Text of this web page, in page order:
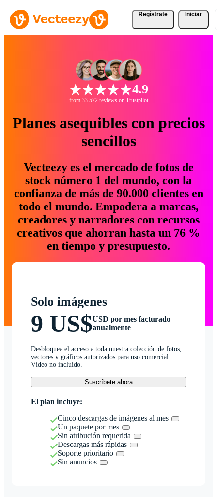
Regístrate Iniciar
4.9
from 33.572 reviews on Trustpilot
Planes asequibles con precios
sencillos
Vecteezy es el mercado de fotos de
stock número 1 del mundo, con la
confianza de más de 90.000 clientes en
todo el mundo. Empodera a marcas,
creadores y narradores con recursos
creativos que ahorran hasta un 76 %
en tiempo y presupuesto.
Solo imágenes
9 US$USD por mes facturado
anualmente
Desbloquea el acceso a toda nuestra colección de fotos,
vectores y gráficos autorizados para uso comercial.
Vídeo no incluido.
Suscríbete ahora
El plan incluye:
Cinco descargas de imágenes al mes
Un paquete por mes
Sin atribución requerida
Descargas más rápidas
Soporte prioritario
Sin anuncios